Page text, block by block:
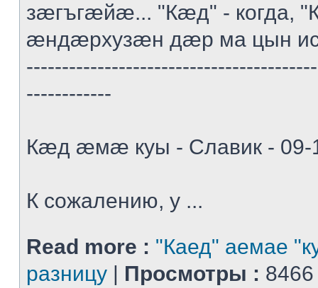
зæгъгæйæ... "Кæд" - когда,
æндæрхузæн дæр ма цын
------------
Кæд æмæ куы - Славик - 09-
К сожалению, у ...
Read more : "Каед" аемае
разницу | Просмотры :